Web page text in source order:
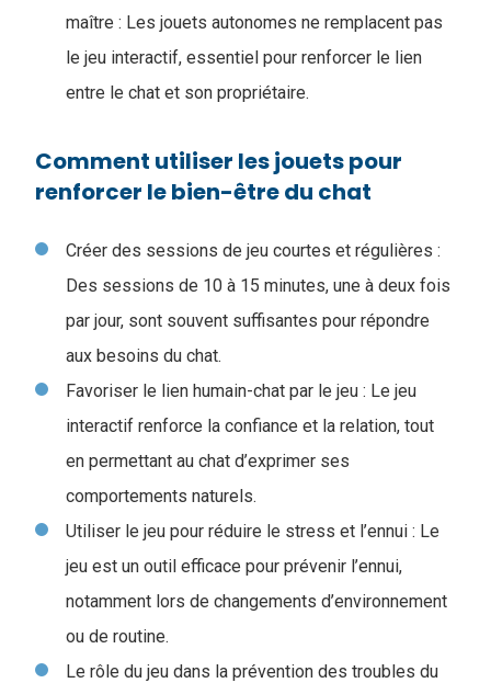
maître : Les jouets autonomes ne remplacent pas
le jeu interactif, essentiel pour renforcer le lien
entre le chat et son propriétaire.
Comment utiliser les jouets pour
renforcer le bien-être du chat
Créer des sessions de jeu courtes et régulières :
Des sessions de 10 à 15 minutes, une à deux fois
par jour, sont souvent suffisantes pour répondre
aux besoins du chat.
Favoriser le lien humain-chat par le jeu : Le jeu
interactif renforce la confiance et la relation, tout
en permettant au chat d’exprimer ses
comportements naturels.
Utiliser le jeu pour réduire le stress et l’ennui : Le
jeu est un outil efficace pour prévenir l’ennui,
notamment lors de changements d’environnement
ou de routine.
Le rôle du jeu dans la prévention des troubles du